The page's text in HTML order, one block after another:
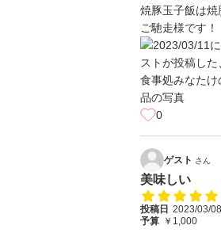
焼豚玉子飯は焼
ご馳走様です！
0
ゲスト さん
美味しい
投稿日 2023/03/08
予算 ￥1,000